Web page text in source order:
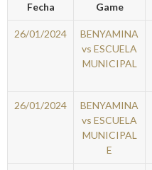
Fecha Game
26/01/2024
BENYAMINA
vs ESCUELA
MUNICIPAL
26/01/2024
BENYAMINA
vs ESCUELA
MUNICIPAL
E